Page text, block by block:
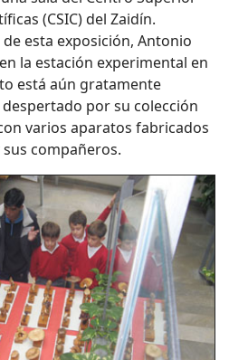
(CSIC) del Zaidín.
esta exposición, Antonio
la estación experimental en
está aún gratamente
por su colección
varios aparatos fabricados
compañeros.